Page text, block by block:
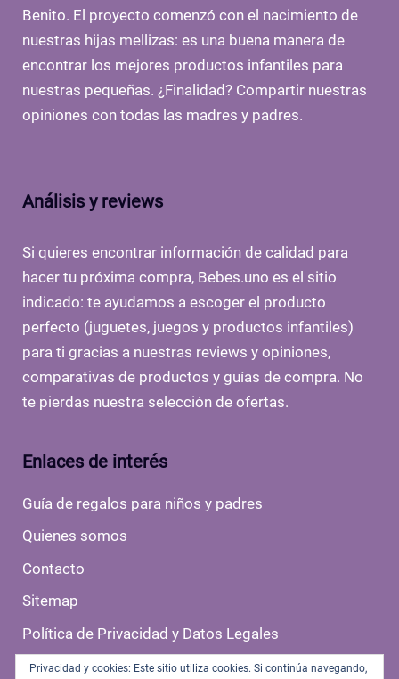
Benito. El proyecto comenzó con el nacimiento de
nuestras hijas mellizas: es una buena manera de
encontrar los mejores productos infantiles para
nuestras pequeñas. ¿Finalidad? Compartir nuestras
opiniones con todas las madres y padres.
Privacidad y cookies: Este sitio utiliza cookies. Si continúa navegando,
Análisis y reviews
Si quieres encontrar información de calidad para
hacer tu próxima compra, Bebes.uno es el sitio
indicado: te ayudamos a escoger el producto
perfecto (juguetes, juegos y productos infantiles)
para ti gracias a nuestras reviews y opiniones,
comparativas de productos y guías de compra. No
te pierdas nuestra selección de ofertas.
Enlaces de interés
Guía de regalos para niños y padres
Quienes somos
Contacto
Sitemap
Política de Privacidad y Datos Legales
Politica de Cookies